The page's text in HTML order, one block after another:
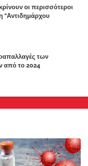
οι περισσότεροι
"Αντιδημάρχου
Μάνδρας-Ειδυλλίας!
των
από το 2024